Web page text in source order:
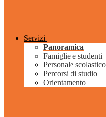
Servizi
Panoramica
Famiglie e studenti
Personale scolastico
Percorsi di studio
Orientamento